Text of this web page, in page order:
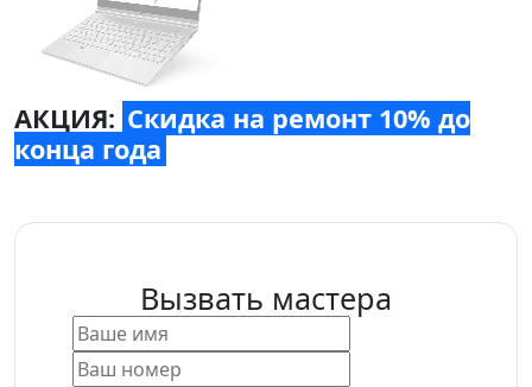
АКЦИЯ: Скидка на ремонт 10% до
конца года
Вызвать мастера